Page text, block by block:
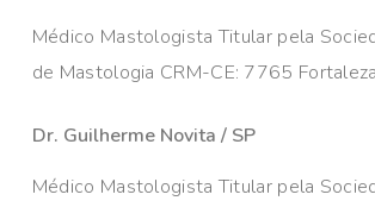
Médico Mastologista Titular pela
de Mastologia CRM-CE: 7765
Dr. Guilherme Novita / SP
Médico Mastologista Titular pela